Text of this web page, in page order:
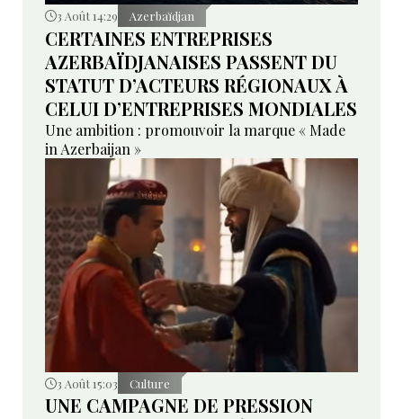
3 Août 14:29 Azerbaïdjan
CERTAINES ENTREPRISES
AZERBAÏDJANAISES PASSENT DU
STATUT D’ACTEURS RÉGIONAUX À
CELUI D’ENTREPRISES MONDIALES
Une ambition : promouvoir la marque « Made
in Azerbaijan »
3 Août 15:03 Culture
UNE CAMPAGNE DE PRESSION